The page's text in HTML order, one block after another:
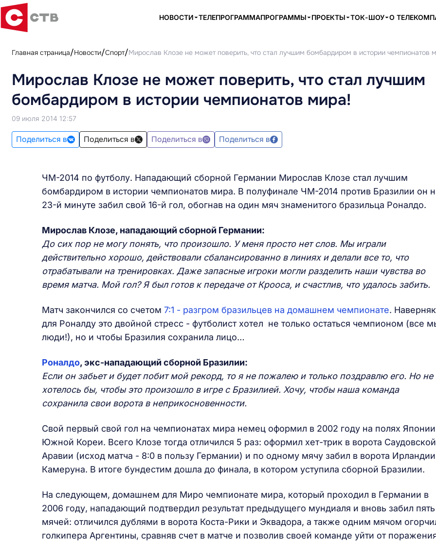
НОВОСТИ ТЕЛЕПРОГРАММАПРОГРАММЫ ПРОЕКТЫ ТОК-ШОУ О
Главная страница Новости Спорт Мирослав Клозе не может поверить, что стал лучшим бомбардиром в истории чемпионатов
Мирослав Клозе не может поверить, что стал лучшим
бомбардиром в истории чемпионатов мира!
09 июля 2014 12:57
Поделиться в Поделиться в Поделиться в Поделиться в
ЧМ-2014 по футболу. Нападающий сборной Германии Мирослав Клозе стал лучшим
бомбардиром в истории чемпионатов мира. В полуфинале ЧМ-2014 против Бразилии он
23-й минуте забил свой 16-й гол, обогнав на один мяч знаменитого бразильца Роналдо.
Мирослав Клозе, нападающий сборной Германии:
До сих пор не могу понять, что произошло. У меня просто нет слов. Мы играли
действительно хорошо, действовали сбалансированно в линиях и делали все то, что
отрабатывали на тренировках. Даже запасные игроки могли разделить наши чувства во
время матча. Мой гол? Я был готов к передаче от Крооса, и счастлив, что удалось забить.
Матч закончился со счетом 7:1 - разгром бразильцев на домашнем чемпионате.
для Роналду это двойной стресс - футболист хотел не только остаться чемпионом (все
люди!), но и чтобы Бразилия сохранила лицо…
Роналдо, экс-нападающий сборной Бразилии:
Если он забьет и будет побит мой рекорд, то я не пожалею и только поздравлю его. Но не
хотелось бы, чтобы это произошло в игре с Бразилией. Хочу, чтобы наша команда
сохранила свои ворота в неприкосновенности.
Свой первый свой гол на чемпионатах мира немец оформил в 2002 году на полях
Южной Кореи. Всего Клозе тогда отличился 5 раз: оформил хет-трик в ворота Саудовской
Аравии (исход матча - 8:0 в пользу Германии) и по одному мячу забил в ворота
Камеруна. В итоге бундестим дошла до финала, в котором уступила сборной Бразилии.
На следующем, домашнем для Миро чемпионате мира, который проходил в Германии в
2006 году, нападающий подтвердил результат предыдущего мундиаля и вновь забил пять
мячей: отличился дублями в ворота Коста-Рики и Эквадора, а также одним мячом
голкипера Аргентины, сравняв счет в матче и позволив своей команде уйти от